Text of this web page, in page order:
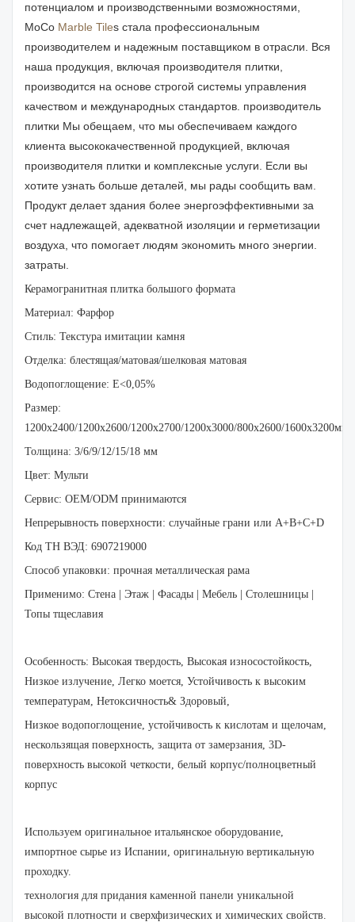
потенциалом и производственными возможностями,
MoCo Marble Tiles стала профессиональным
производителем и надежным поставщиком в отрасли. Вся
наша продукция, включая производителя плитки,
производится на основе строгой системы управления
качеством и международных стандартов. производитель
плитки Мы обещаем, что мы обеспечиваем каждого
клиента высококачественной продукцией, включая
производителя плитки и комплексные услуги. Если вы
хотите узнать больше деталей, мы рады сообщить вам.
Продукт делает здания более энергоэффективными за
счет надлежащей, адекватной изоляции и герметизации
воздуха, что помогает людям экономить много энергии.
затраты.
Керамогранитная плитка большого формата
Материал: Фарфор
Стиль: Текстура имитации камня
Отделка: блестящая/матовая/шелковая матовая
Водопоглощение: E<0,05%
Размер:
1200x2400/1200x2600/1200x2700/1200x3000/800x2600/
Толщина: 3/6/9/12/15/18 мм
Цвет: Мульти
Сервис: OEM/ODM принимаются
Непрерывность поверхности: случайные грани или A+B+C+D
Код ТН ВЭД: 6907219000
Способ упаковки: прочная металлическая рама
Применимо: Стена | Этаж | Фасады | Мебель | Столешницы |
Топы тщеславия
Особенность: Высокая твердость, Высокая износостойкость,
Низкое излучение, Легко моется, Устойчивость к высоким
температурам, Нетоксичность& Здоровый,
Низкое водопоглощение, устойчивость к кислотам и щелочам,
нескользящая поверхность, защита от замерзания, 3D-
поверхность высокой четкости, белый корпус/полноцветный
корпус
Используем оригинальное итальянское оборудование,
импортное сырье из Испании, оригинальную вертикальную
проходку.
технология для придания каменной панели уникальной
высокой плотности и сверхфизических и химических свойств.